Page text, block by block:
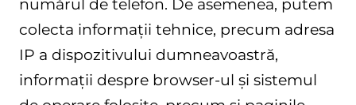
numărul de telefon. De asemenea, putem
colecta informații tehnice, precum adresa
IP a dispozitivului dumneavoastră,
informații despre browser-ul și sistemul